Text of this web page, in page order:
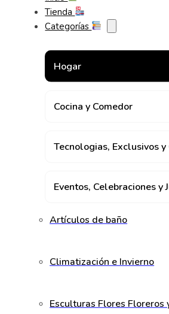
Tienda
Categorías
Hogar
Cocina y Comedor
Tecnologias, Exclusivos
Eventos, Celebraciones y
Artículos de baño
Climatización e Invierno
Esculturas Flores Floreros